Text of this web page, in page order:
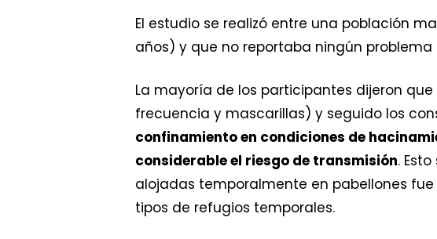
El estudio se realizó entre una población
años) y que no reportaba ningún
La mayoría de los participantes dijeron
frecuencia y mascarillas) y seguido los
confinamiento en condiciones de
considerable el riesgo de transmisión.
alojadas temporalmente en pabellones fue
tipos de refugios temporales.